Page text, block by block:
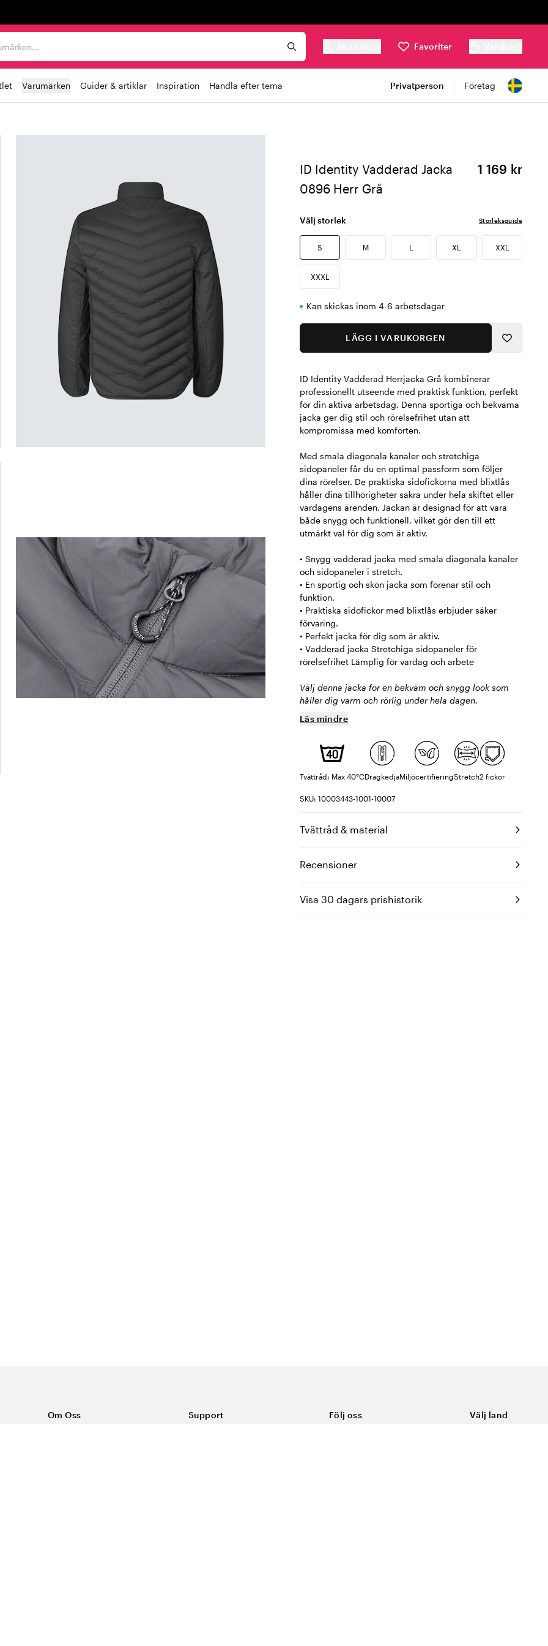
Favoriter
Varumärken Guider & artiklar Inspiration Handla efter tema Privatperson Företag
ID Identity Vadderad Jacka
0896 Herr Grå
1 169 kr
Välj storlek Storleksguide
S M L XL XXL
XXXL
Kan skickas inom 4-6 arbetsdagar
LÄGG I VARUKORGEN
ID Identity Vadderad Herrjacka Grå kombinerar
professionellt utseende med praktisk funktion, perfekt
för din aktiva arbetsdag. Denna sportiga och bekväma
jacka ger dig stil och rörelsefrihet utan att
kompromissa med komforten.
Med smala diagonala kanaler och stretchiga
sidopaneler får du en optimal passform som följer
dina rörelser. De praktiska sidofickorna med blixtlås
håller dina tillhörigheter säkra under hela skiftet eller
vardagens ärenden. Jackan är designad för att vara
både snygg och funktionell, vilket gör den till ett
utmärkt val för dig som är aktiv.
• Snygg vadderad jacka med smala diagonala kanaler
och sidopaneler i stretch.
• En sportig och skön jacka som förenar stil och
funktion.
• Praktiska sidofickor med blixtlås erbjuder säker
förvaring.
• Perfekt jacka för dig som är aktiv.
• Vadderad jacka Stretchiga sidopaneler för
rörelsefrihet Lämplig för vardag och arbete
Välj denna jacka för en bekväm och snygg look som
håller dig varm och rörlig under hela dagen.
Läs mindre
Tvättråd: Max 40°CDragkedjaMiljöcertifieringStretch2 fickor
SKU: 10003443-1001-10007
Tvättråd & material
Recensioner
Visa 30 dagars prishistorik
Om Oss Support Följ oss Välj land